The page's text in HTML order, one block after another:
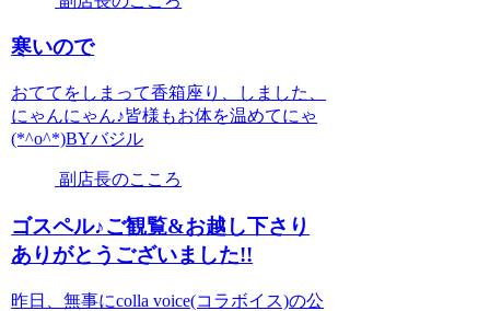
寒いので
おててをしまって香箱座り、しました、
にゃんにゃん♪皆様もお体を温めてにゃ
(*^o^*)BYバジル
副店長のこころ
ゴスペル♪ご観覧&お越し下さり
ありがとうございました!!
昨日、無事にcolla voice(コラボイス)の公